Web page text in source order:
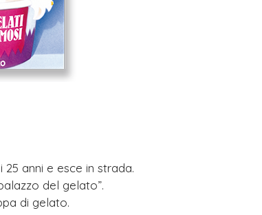
anni e esce in strada.
del gelato”.
di gelato.